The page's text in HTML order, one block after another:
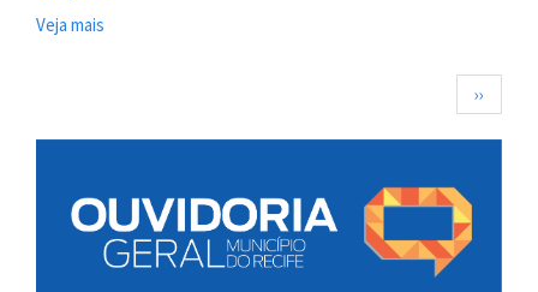
Veja mais
de
2018
Próxima
página
››